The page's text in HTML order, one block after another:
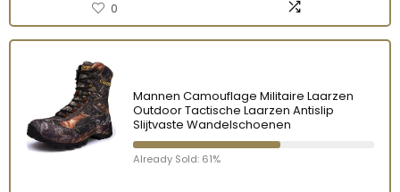
0
Mannen Camouflage Militaire Laarzen
Outdoor Tactische Laarzen Antislip
Slijtvaste Wandelschoenen
Already Sold: 61%